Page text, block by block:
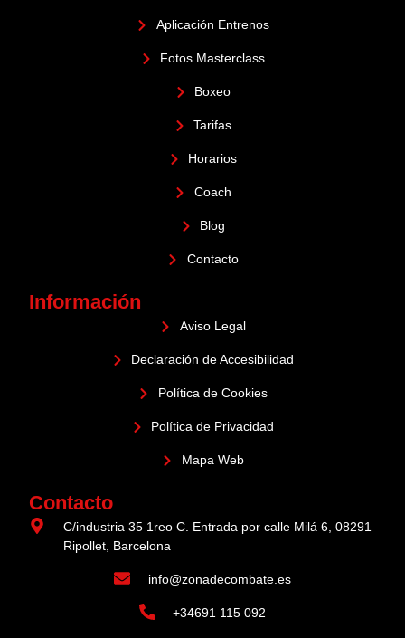
Aplicación Entrenos
Fotos Masterclass
Boxeo
Tarifas
Horarios
Coach
Blog
Contacto
Información
Aviso Legal
Declaración de Accesibilidad
Política de Cookies
Política de Privacidad
Mapa Web
Contacto
C/industria 35 1reo C. Entrada por calle Milá 6, 08291
Ripollet, Barcelona
info@zonadecombate.es
+34691 115 092